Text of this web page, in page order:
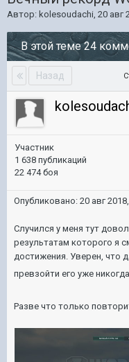
Автор: kolesoudachi, 20 авг
В этой теме 24
Назад
Участник
1 638 публикаций
22 474 боя
Опубликовано: 20 авг
Случился у меня тут
результатам которого я
достижения. Уверен, что
превзойти его уже
Разве что только